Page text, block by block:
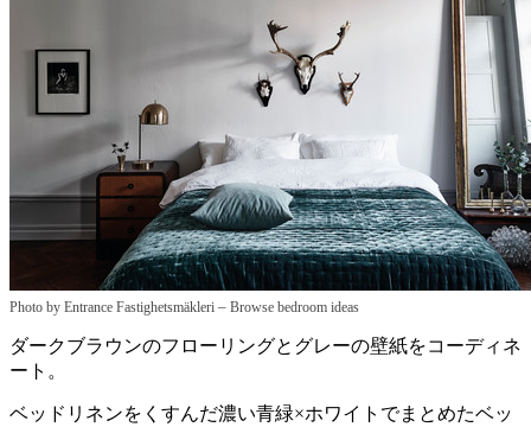
Photo by Entrance Fastighetsmäkleri – Browse bedroom ideas
ダークブラウンのフローリングとグレーの壁紙をコーディネ
ート。
ベッドリネンをくすんだ濃い青緑×ホワイトでまとめたベッ